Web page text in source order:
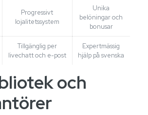
Progressivt
lojalitetssystem
Unika
belöningar och
bonusar
Tillgänglig per
livechatt och e-post
Expertmässig
hjälp på svenska
och